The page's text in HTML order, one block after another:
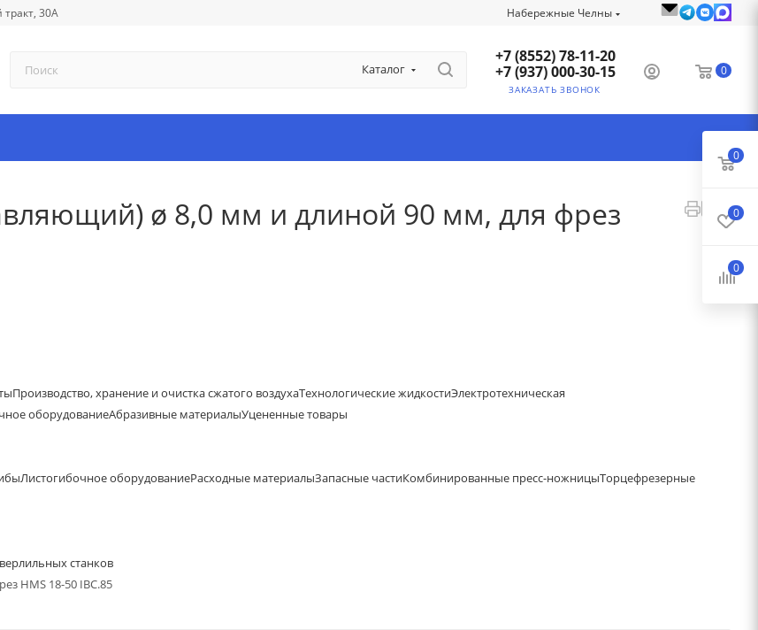
30А Набережные Челны
Каталог
+7 (8552) 78-11-20
+7 (937) 000-30-15
ЗАКАЗАТЬ ЗВОНОК
0
ø 8,0 мм и длиной 90 мм, для фрез
Производство, хранение и очистка сжатого воздухаТехнологические жидкостиЭлектротехническая
оборудованиеАбразивные материалыУцененные товары
Листогибочное оборудованиеРасходные материалыЗапасные частиКомбинированные пресс-ножницыТорцефрезерные
станков
HMS 18-50 IBC.85
0
0
0